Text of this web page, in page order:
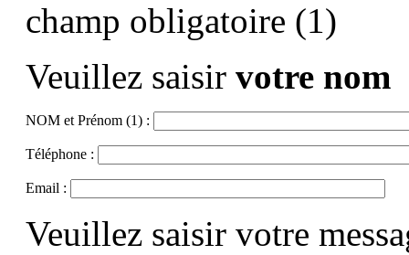
champ obligatoire (1)
Veuillez saisir votre nom
NOM et Prénom (1) :
Téléphone :
Email :
Veuillez saisir votre